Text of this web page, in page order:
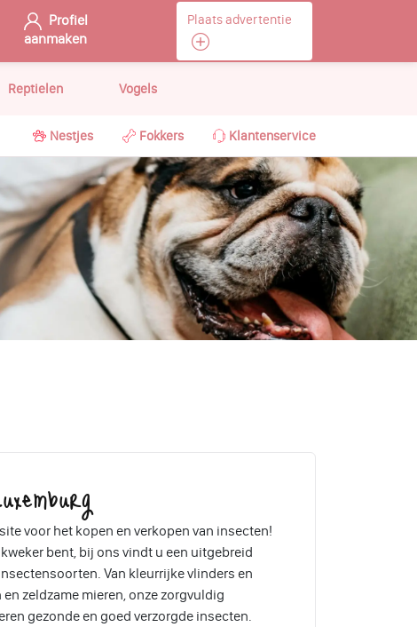
Profiel
aanmaken
Plaats advertentie
Reptielen Vogels
Nestjes Fokkers Klantenservice
voor het kopen en verkopen van insecten!
bent, bij ons vindt u een uitgebreid
Van kleurrijke vlinders en
zeldzame mieren, onze zorgvuldig
gezonde en goed verzorgde insecten.